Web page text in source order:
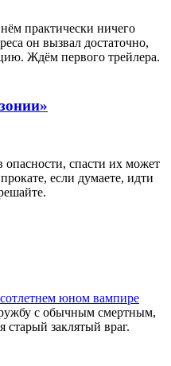
практически ничего
он вызвал достаточно,
Ждём первого трейлера.
опасности, спасти их может
если думаете, идти
юном вампире
с обычным смертным,
старый заклятый враг.